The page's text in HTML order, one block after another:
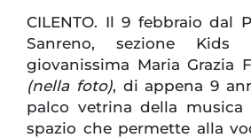
CILENTO. Il 9 febbraio dal
Sanreno, sezione
giovanissima Maria Grazia
(nella foto), di appena 9
palco vetrina della
spazio che permette alla